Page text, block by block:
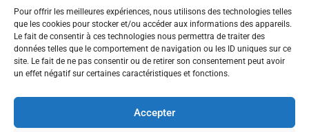
Pour offrir les meilleures expériences, nous utilisons des technologies telles
que les cookies pour stocker et/ou accéder aux informations des appareils.
Le fait de consentir à ces technologies nous permettra de traiter des
données telles que le comportement de navigation ou les ID uniques sur ce
site. Le fait de ne pas consentir ou de retirer son consentement peut avoir
un effet négatif sur certaines caractéristiques et fonctions.
Accepter
280.10.09
après
déménagement
Nettoyage
de
bâtiments
Nettoyage
parkings et
nettoyage à
Anvers
Société de
nettoyage à
Liège